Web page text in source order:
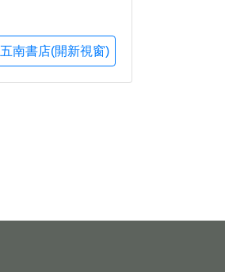
五南書店(開新視窗)